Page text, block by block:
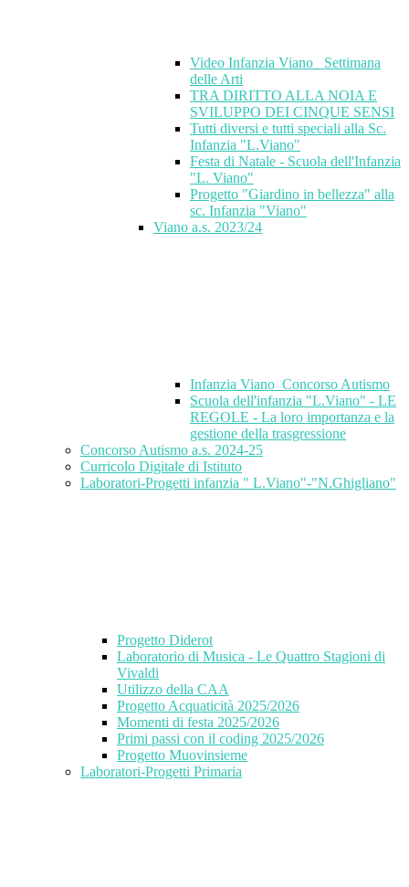
Video Infanzia Viano_ Settimana
delle Arti
TRA DIRITTO ALLA NOIA E
SVILUPPO DEI CINQUE SENSI
Tutti diversi e tutti speciali alla Sc.
Infanzia "L.Viano"
Festa di Natale - Scuola dell'Infanzia
"L. Viano"
Progetto "Giardino in bellezza" alla
sc. Infanzia "Viano"
Viano a.s. 2023/24
Infanzia Viano_Concorso Autismo
Scuola dell'infanzia "L.Viano" - LE
REGOLE - La loro importanza e la
gestione della trasgressione
Concorso Autismo a.s. 2024-25
Curricolo Digitale di Istituto
Laboratori-Progetti infanzia " L.Viano"-"N.Ghigliano"
Progetto Diderot
Laboratorio di Musica - Le Quattro Stagioni di
Vivaldi
Utilizzo della CAA
Progetto Acquaticità 2025/2026
Momenti di festa 2025/2026
Primi passi con il coding 2025/2026
Progetto Muovinsieme
Laboratori-Progetti Primaria